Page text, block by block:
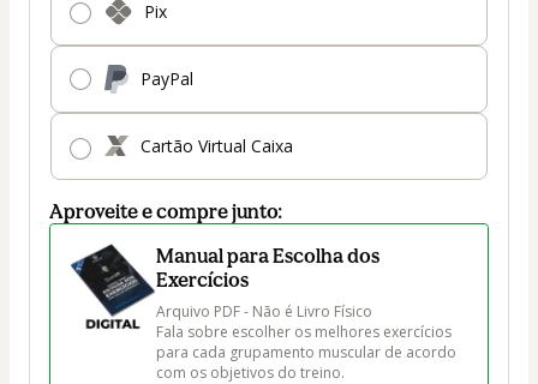
Pix
PayPal
Cartão Virtual Caixa
Aproveite e compre junto:
Manual para Escolha dos
Exercícios
Arquivo PDF - Não é Livro Físico
Fala sobre escolher os melhores exercícios
para cada grupamento muscular de acordo
com os objetivos do treino.